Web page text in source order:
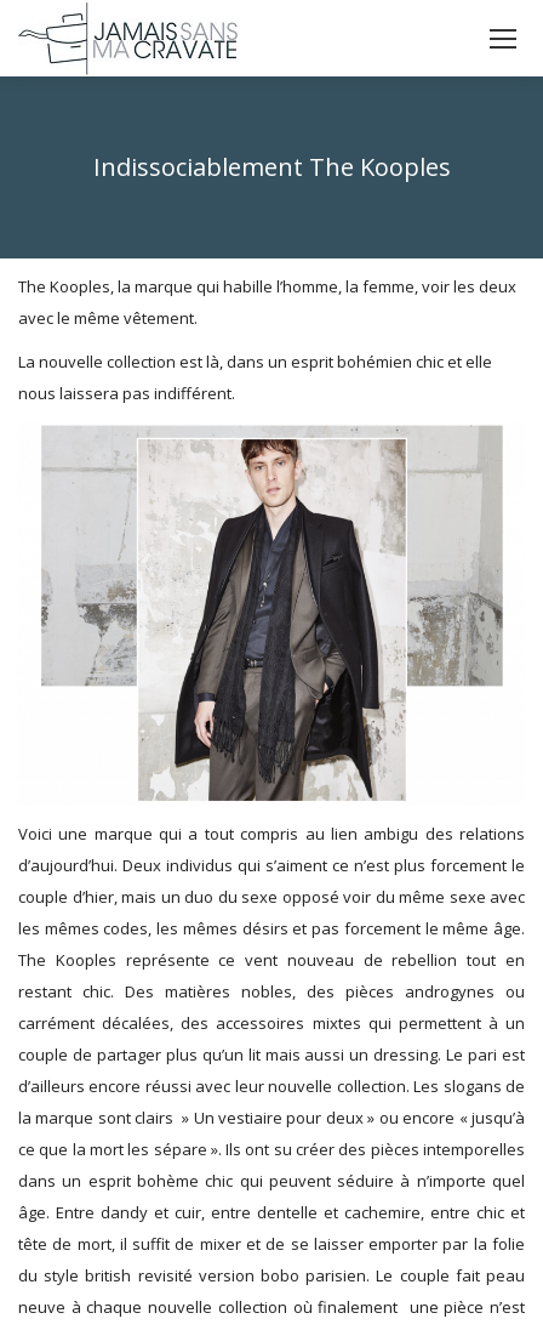
page
dans
page
dans
page
dans
Indissociablement The Kooples
The Kooples, la marque qui habille l’homme, la femme, voir les deux
avec le même vêtement.
La nouvelle collection est là, dans un esprit bohémien chic et elle
nous laissera pas indifférent.
Voici une marque qui a tout compris au lien ambigu des relations
d’aujourd’hui. Deux individus qui s’aiment ce n’est plus forcement le
couple d’hier, mais un duo du sexe opposé voir du même sexe avec
les mêmes codes, les mêmes désirs et pas forcement le même âge.
The Kooples représente ce vent nouveau de rebellion tout en
restant chic. Des matières nobles, des pièces androgynes ou
carrément décalées, des accessoires mixtes qui permettent à un
couple de partager plus qu’un lit mais aussi un dressing. Le pari est
d’ailleurs encore réussi avec leur nouvelle collection. Les slogans de
la marque sont clairs » Un vestiaire pour deux » ou encore « jusqu’à
ce que la mort les sépare ». Ils ont su créer des pièces intemporelles
dans un esprit bohème chic qui peuvent séduire à n’importe quel
âge. Entre dandy et cuir, entre dentelle et cachemire, entre chic et
tête de mort, il suffit de mixer et de se laisser emporter par la folie
du style british revisité version bobo parisien. Le couple fait peau
neuve à chaque nouvelle collection où finalement une pièce n’est